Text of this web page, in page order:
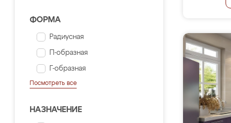
ФОРМА
Радиусная
П-образная
Г-образная
Посмотреть все
НАЗНАЧЕНИЕ